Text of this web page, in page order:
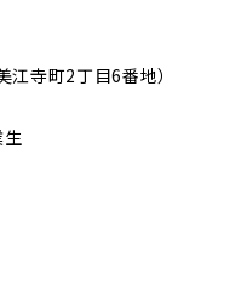
江寺町2丁目6番地）
生